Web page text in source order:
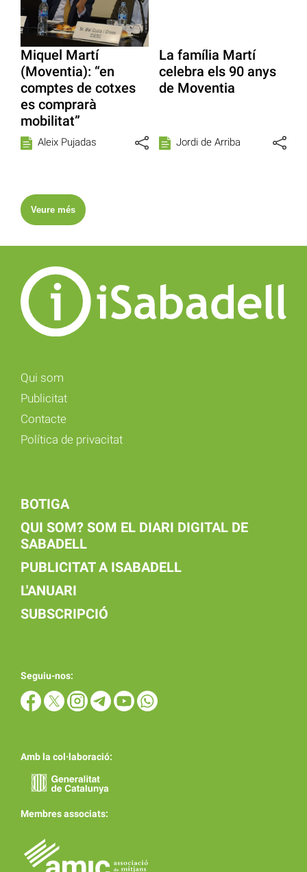
Miquel Martí
(Moventia): “en
comptes de cotxes
es comprarà
mobilitat”
Aleix Pujadas
La família Martí
celebra els 90 anys
de Moventia
Jordi de Arriba
Veure més
Qui som
Publicitat
Contacte
Política de privacitat
BOTIGA
QUI SOM? SOM EL DIARI DIGITAL DE
SABADELL
PUBLICITAT A ISABADELL
L'ANUARI
SUBSCRIPCIÓ
Seguiu-nos:
Amb la col·laboració:
Membres associats: